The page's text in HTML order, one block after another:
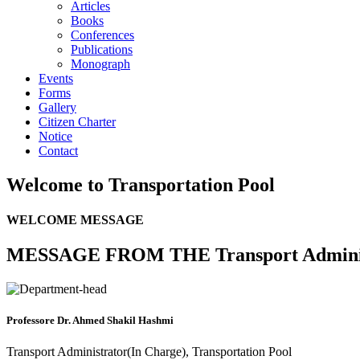
Articles
Books
Conferences
Publications
Monograph
Events
Forms
Gallery
Citizen Charter
Notice
Contact
Welcome to Transportation Pool
WELCOME MESSAGE
MESSAGE FROM THE Transport
Professore Dr. Ahmed Shakil Hashmi
Transport Administrator(In Charge), Transportation Pool